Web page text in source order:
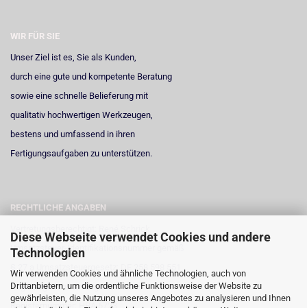
Diese Webseite verwendet Cookies und andere
Technologien
Wir verwenden Cookies und ähnliche Technologien, auch von
Drittanbietern, um die ordentliche Funktionsweise der Website zu
gewährleisten, die Nutzung unseres Angebotes zu analysieren und Ihnen
WIR FÜR SIE
Unser Ziel ist es, Sie als Kunden,
durch eine gute und kompetente Beratung
sowie eine schnelle Belieferung mit
qualitativ hochwertigen Werkzeugen,
bestens und umfassend in ihren
Fertigungsaufgaben zu unterstützen.
RECHTLICHE ANGABEN
Umsatzsteuer-Identifikationsnummer gemäß
§ 27 a Umsatzsteuergesetz: DE 258 598 551
Registergericht: Amtsgericht Neuss
Registernummer: HRA 6723